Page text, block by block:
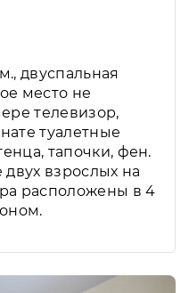
двуспальная
место не
телевизор,
туалетные
тапочки, фен.
взрослых на
расположены в 4